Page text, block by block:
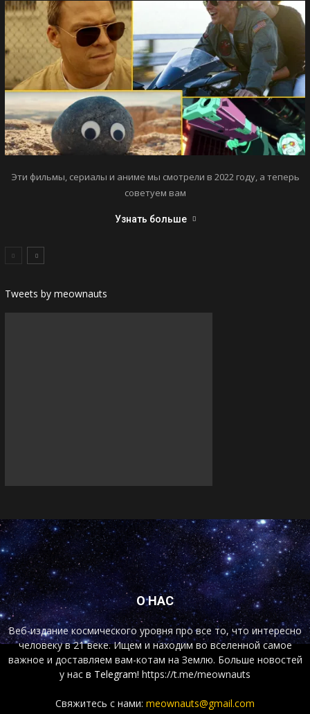
Эти фильмы, сериалы и аниме мы смотрели в 2022 году, а теперь
советуем вам
Узнать больше
Tweets by meownauts
О НАС
Веб-издание космического уровня про все то, что интересно
человеку в 21 веке. Ищем и находим во вселенной самое
важное и доставляем вам-котам на Землю. Больше новостей
у нас в Telegram! https://t.me/meownauts
Свяжитесь с нами: meownauts@gmail.com